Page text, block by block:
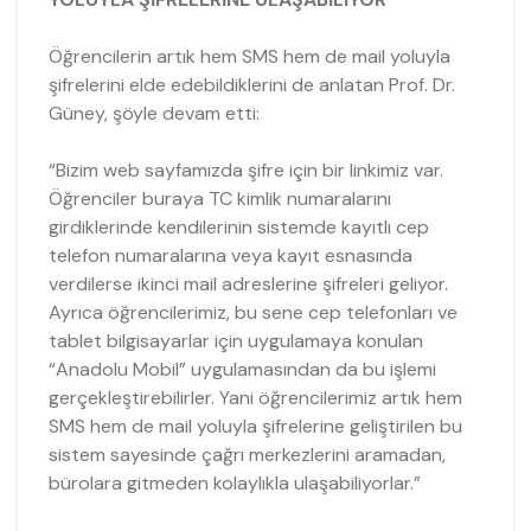
Öğrencilerin artık hem SMS hem de mail yoluyla
şifrelerini elde edebildiklerini de anlatan Prof. Dr.
Güney, şöyle devam etti:
“Bizim web sayfamızda şifre için bir linkimiz var.
Öğrenciler buraya TC kimlik numaralarını
girdiklerinde kendilerinin sistemde kayıtlı cep
telefon numaralarına veya kayıt esnasında
verdilerse ikinci mail adreslerine şifreleri geliyor.
Ayrıca öğrencilerimiz, bu sene cep telefonları ve
tablet bilgisayarlar için uygulamaya konulan
“Anadolu Mobil” uygulamasından da bu işlemi
gerçekleştirebilirler. Yani öğrencilerimiz artık hem
SMS hem de mail yoluyla şifrelerine geliştirilen bu
sistem sayesinde çağrı merkezlerini aramadan,
bürolara gitmeden kolaylıkla ulaşabiliyorlar.”